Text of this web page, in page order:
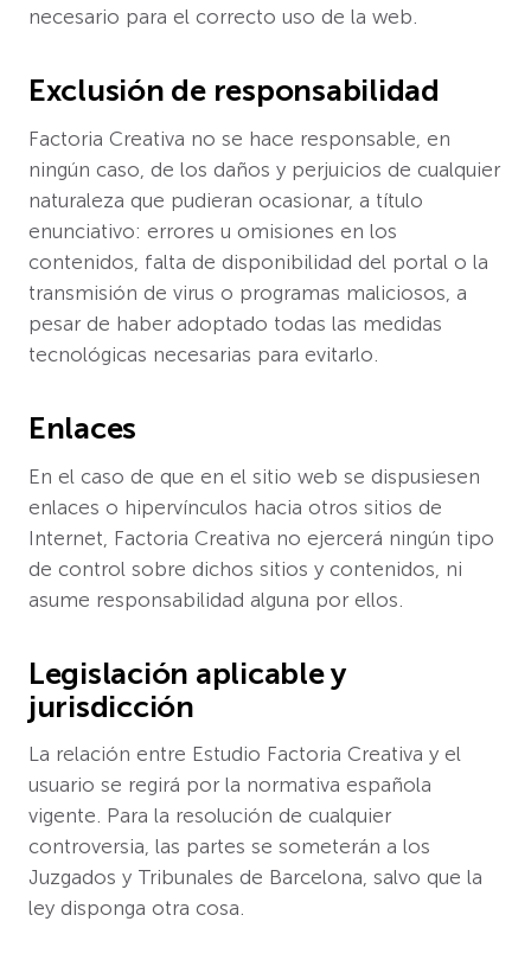
necesario para el correcto uso de la web.
Exclusión de responsabilidad
Factoria Creativa no se hace responsable, en
ningún caso, de los daños y perjuicios de cualquier
naturaleza que pudieran ocasionar, a título
enunciativo: errores u omisiones en los
contenidos, falta de disponibilidad del portal o la
transmisión de virus o programas maliciosos, a
pesar de haber adoptado todas las medidas
tecnológicas necesarias para evitarlo.
Enlaces
En el caso de que en el sitio web se dispusiesen
enlaces o hipervínculos hacia otros sitios de
Internet, Factoria Creativa no ejercerá ningún tipo
de control sobre dichos sitios y contenidos, ni
asume responsabilidad alguna por ellos.
Legislación aplicable y
jurisdicción
La relación entre Estudio Factoria Creativa y el
usuario se regirá por la normativa española
vigente. Para la resolución de cualquier
controversia, las partes se someterán a los
Juzgados y Tribunales de Barcelona, salvo que la
ley disponga otra cosa.